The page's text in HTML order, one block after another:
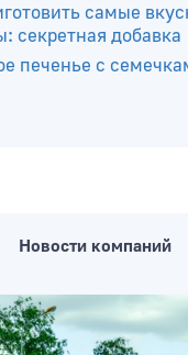
самые
секретная добавка
печенье с
Новости компаний